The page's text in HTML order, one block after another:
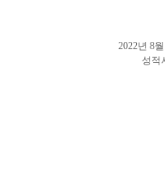
2022년 8
성적